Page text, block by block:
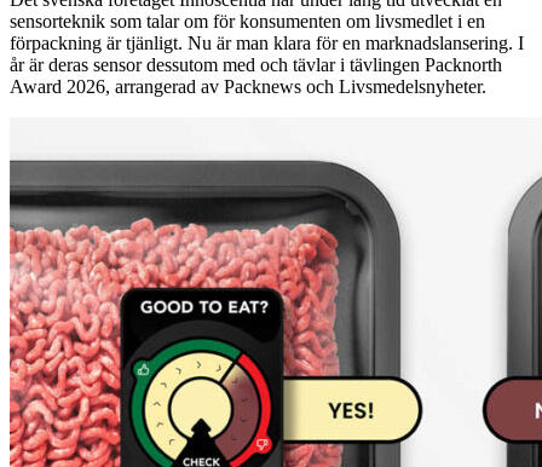
sensorteknik som talar om för konsumenten om livsmedlet i en
förpackning är tjänligt. Nu är man klara för en marknadslansering. I
år är deras sensor dessutom med och tävlar i tävlingen Packnorth
Award 2026, arrangerad av Packnews och Livsmedelsnyheter.